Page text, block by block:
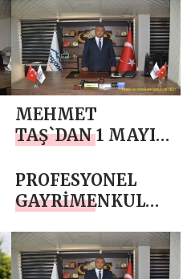
GÜNÜ MESAJI
MEHMET
TAŞ`DAN 1 MAYIS
DAYANIŞMA
GÜNÜ KUTLAMA
MESAJI
PROFESYONEL
GAYRİMENKUL
ÇANAKKALE BİGA
VE